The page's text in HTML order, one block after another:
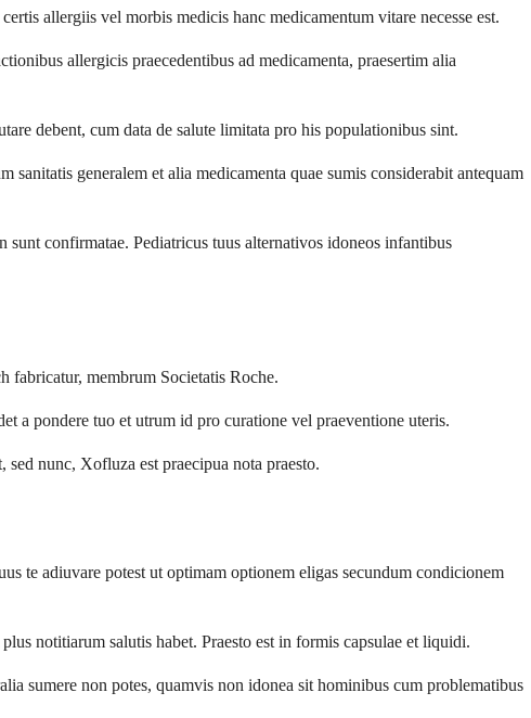
allergiis vel morbis medicis hanc medicamentum vitare necesse est.
allergicis praecedentibus ad medicamenta, praesertim alia
debent, cum data de salute limitata pro his populationibus sint.
generalem et alia medicamenta quae sumis considerabit antequam
confirmatae. Pediatricus tuus alternativos idoneos infantibus
fabricatur, membrum Societatis Roche.
a pondere tuo et utrum id pro curatione vel praeventione uteris.
nunc, Xofluza est praecipua nota praesto.
te adiuvare potest ut optimam optionem eligas secundum condicionem
notitiarum salutis habet. Praesto est in formis capsulae et liquidi.
sumere non potes, quamvis non idonea sit hominibus cum problematibus